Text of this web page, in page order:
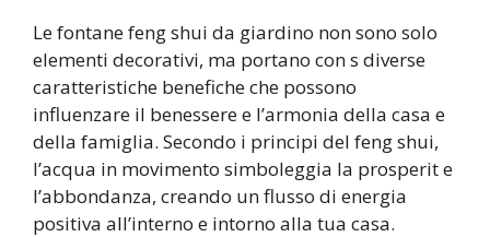
Le fontane feng shui da giardino non sono solo
elementi decorativi, ma portano con s diverse
caratteristiche benefiche che possono
influenzare il benessere e l’armonia della casa e
della famiglia. Secondo i principi del feng shui,
l’acqua in movimento simboleggia la prosperit e
l’abbondanza, creando un flusso di energia
positiva all’interno e intorno alla tua casa.